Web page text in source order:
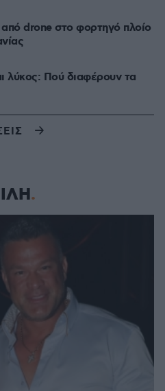
drone στο φορτηγό πλοίο
λύκος: Πού διαφέρουν τα